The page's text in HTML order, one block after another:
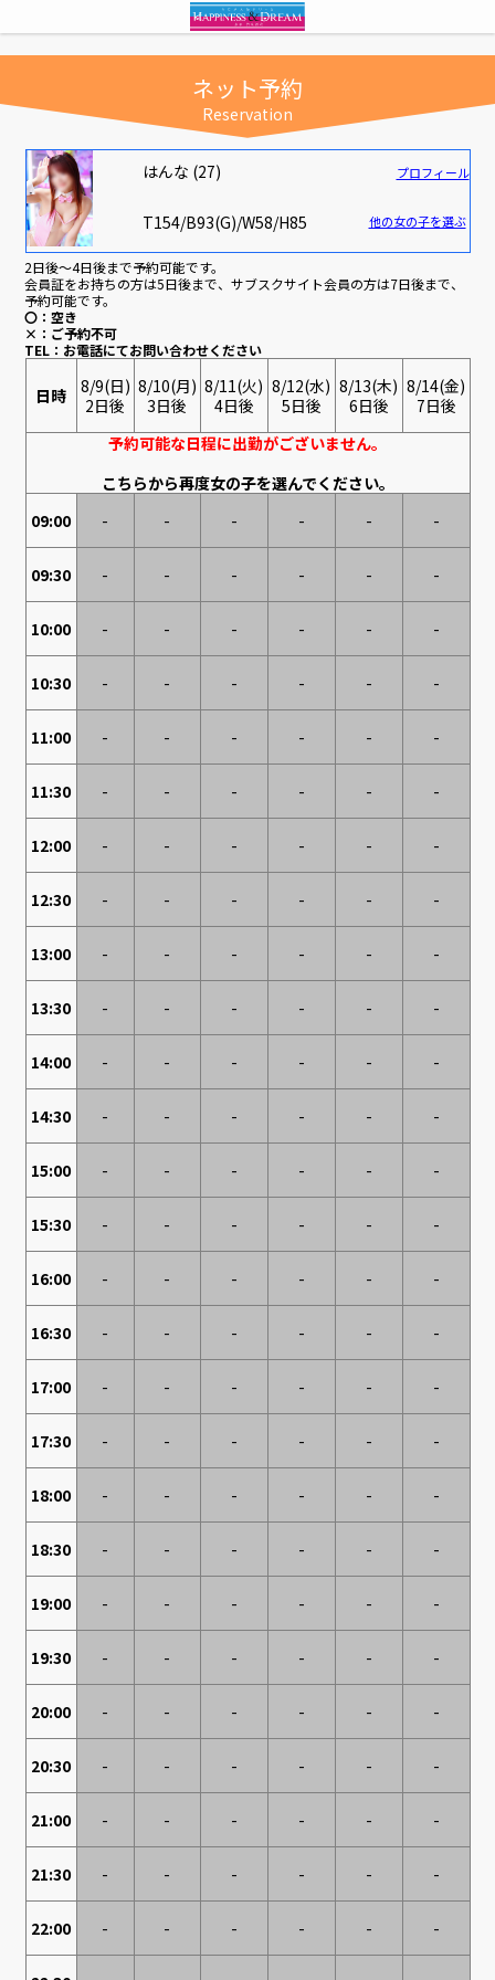
ネット予約
Reservation
はんな (27) プロフィール
T154/B93(G)/W58/H85 他の女の子を選ぶ
2日後～4日後まで予約可能です。
会員証をお持ちの方は5日後まで、サブスクサイト会員の方は7日後まで、
予約可能です。
〇：空き
×：ご予約不可
TEL：お電話にてお問い合わせください
日時
8/9(日)
2日後
8/10(月)
3日後
8/11(火)
4日後
8/12(水)
5日後
8/13(木)
6日後
8/14(金)
7日後
予約可能な日程に出勤がございません。
こちらから再度女の子を選んでください。
09:00
- - - - - -
09:30 - - - - - -
10:00 - - - - - -
10:30 - - - - - -
11:00 - - - - - -
11:30 - - - - - -
12:00 - - - - - -
12:30 - - - - - -
13:00 - - - - - -
13:30 - - - - - -
14:00 - - - - - -
14:30 - - - - - -
15:00 - - - - - -
15:30 - - - - - -
16:00 - - - - - -
16:30 - - - - - -
17:00 - - - - - -
17:30 - - - - - -
18:00 - - - - - -
18:30 - - - - - -
19:00 - - - - - -
19:30 - - - - - -
20:00 - - - - - -
20:30 - - - - - -
21:00 - - - - - -
21:30 - - - - - -
22:00 - - - - - -